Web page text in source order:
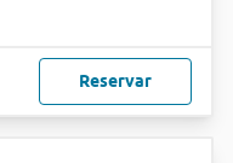
Reservar